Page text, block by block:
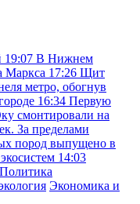
19:07 В Нижнем
Маркса 17:26 Щит
метро, обогнув
16:34 Первую
смонтировали на
За пределами
пород выпущено в
14:03
Политика
Экономика и